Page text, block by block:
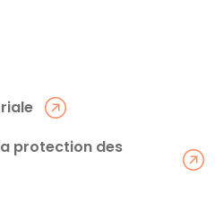
protection des